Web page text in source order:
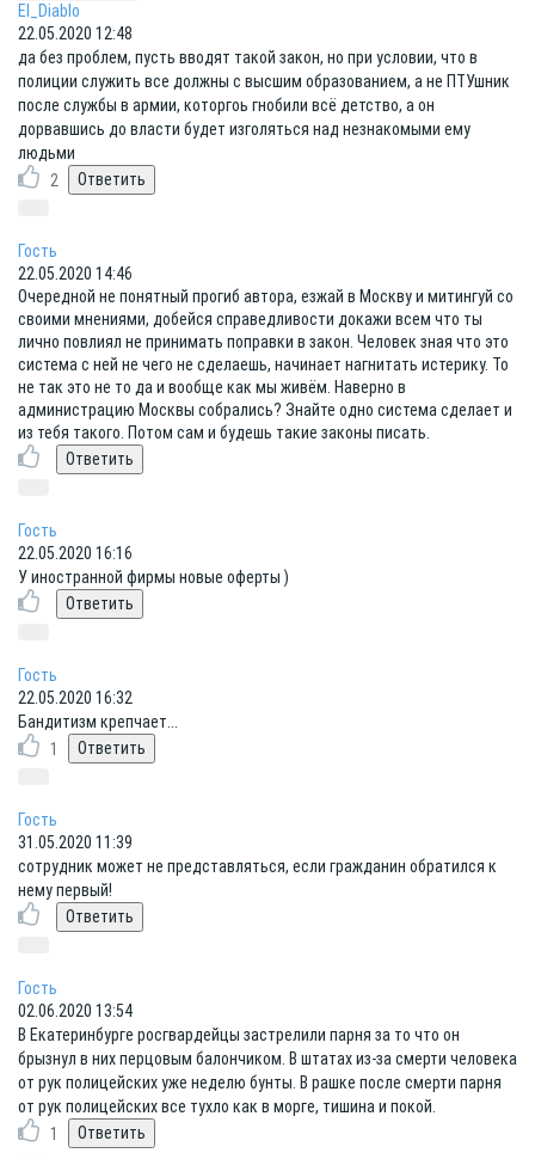
El_Diablo
22.05.2020 12:48
да без проблем, пусть вводят такой закон, но при условии, что в
полиции служить все должны с высшим образованием, а не ПТУшник
после службы в армии, которгоь гнобили всё детство, а он
дорвавшись до власти будет изголяться над незнакомыми ему
людьми
2
Гость
22.05.2020 14:46
Очередной не понятный прогиб автора, езжай в Москву и митингуй со
своими мнениями, добейся справедливости докажи всем что ты
лично повлиял не принимать поправки в закон. Человек зная что это
система с ней не чего не сделаешь, начинает нагнитать истерику. То
не так это не то да и вообще как мы живём. Наверно в
администрацию Москвы собрались? Знайте одно система сделает и
из тебя такого. Потом сам и будешь такие законы писать.
Гость
22.05.2020 16:16
У иностранной фирмы новые оферты )
Гость
22.05.2020 16:32
Бандитизм крепчает...
1
Гость
31.05.2020 11:39
сотрудник может не представляться, если гражданин обратился к
нему первый!
Гость
02.06.2020 13:54
В Екатеринбурге росгвардейцы застрелили парня за то что он
брызнул в них перцовым балончиком. В штатах из-за смерти человека
от рук полицейских уже неделю бунты. В рашке после смерти парня
от рук полицейских все тухло как в морге, тишина и покой.
1